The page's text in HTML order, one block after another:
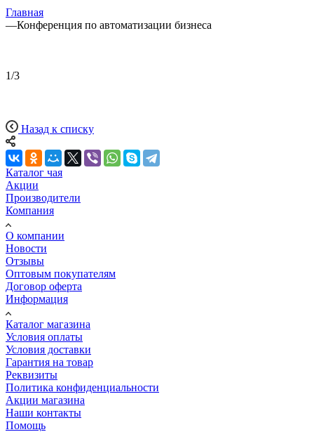
Главная
—Конференция по автоматизации бизнеса
1/3
Назад к списку
Каталог чая
Акции
Производители
Компания
О компании
Новости
Отзывы
Оптовым покупателям
Договор оферта
Информация
Каталог магазина
Условия оплаты
Условия доставки
Гарантия на товар
Реквизиты
Политика конфиденциальности
Акции магазина
Наши контакты
Помощь